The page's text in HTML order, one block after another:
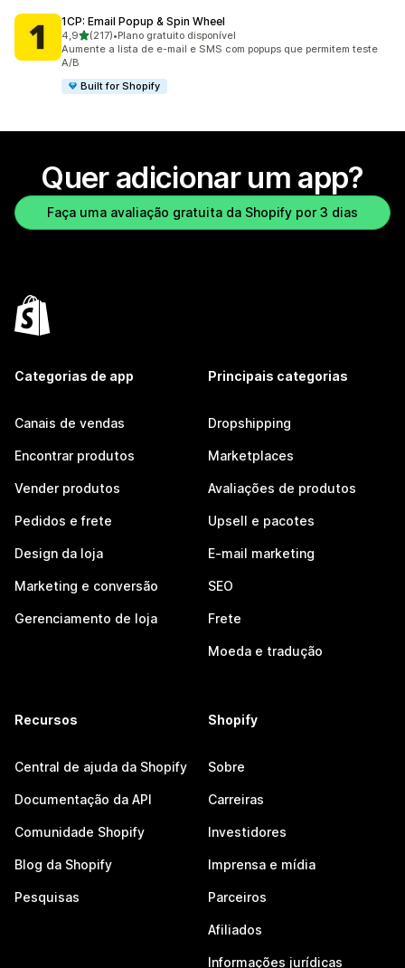
1CP: Email Popup & Spin Wheel
4,9de 5 estrelas
(217)
217 avaliações ao todo
•Plano gratuito disponível
Aumente a lista de e-mail e SMS com popups que permitem teste
A/B
Built for Shopify
Quer adicionar um app?
Faça uma avaliação gratuita da Shopify por 3 dias
Categorias de app
Canais de vendas
Encontrar produtos
Vender produtos
Pedidos e frete
Design da loja
Marketing e conversão
Gerenciamento de loja
Principais categorias
Dropshipping
Marketplaces
Avaliações de produtos
Upsell e pacotes
E-mail marketing
SEO
Frete
Moeda e tradução
Recursos
Central de ajuda da Shopify
Documentação da API
Comunidade Shopify
Blog da Shopify
Pesquisas
Shopify
Sobre
Carreiras
Investidores
Imprensa e mídia
Parceiros
Afiliados
Informações jurídicas